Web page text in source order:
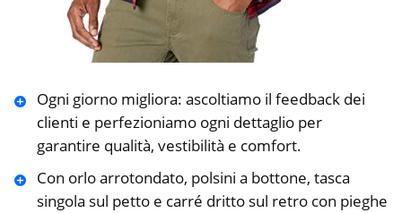
Ogni giorno migliora: ascoltiamo il feedback dei
clienti e perfezioniamo ogni dettaglio per
garantire qualità, vestibilità e comfort.
Con orlo arrotondato, polsini a bottone, tasca
singola sul petto e carré dritto sul retro con pieghe